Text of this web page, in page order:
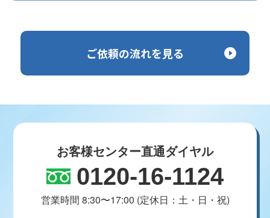
ご依頼の流れを見る
お客様センター直通ダイヤル
0120-16-1124
営業時間 8:30〜17:00 (定休日：土・日・祝)